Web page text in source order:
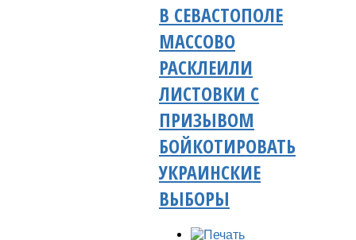
В СЕВАСТОПОЛЕ
МАССОВО
РАСКЛЕИЛИ
ЛИСТОВКИ С
ПРИЗЫВОМ
БОЙКОТИРОВАТЬ
УКРАИНСКИЕ
ВЫБОРЫ